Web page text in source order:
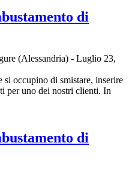
di
(Alessandria) - Luglio 23,
si occupino di smistare, inserire
per uno dei nostri clienti. In
di